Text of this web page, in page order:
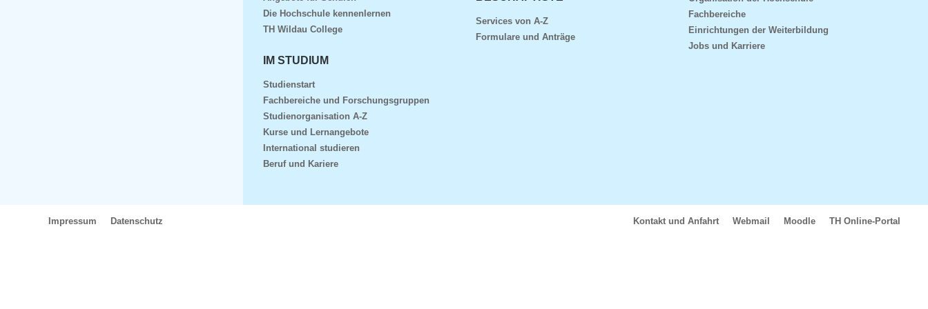
Die Hochschule kennenlernen
TH Wildau College
IM STUDIUM
Studienstart
Fachbereiche und Forschungsgruppen
Studienorganisation A-Z
Kurse und Lernangebote
International studieren
Beruf und Kariere
Services von A-Z
Formulare und Anträge
Fachbereiche
Einrichtungen der Weiterbildung
Jobs und Karriere
Impressum Datenschutz Kontakt und Anfahrt Webmail Moodle TH Online-Portal